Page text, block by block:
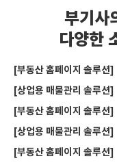
부기사
다양한
[부동산 홈페이지 솔루션]
[상업용 매물관리 솔루션]
[부동산 홈페이지 솔루션]
[상업용 매물관리 솔루션]
[부동산 홈페이지 솔루션]